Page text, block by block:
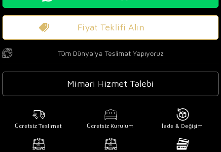
Fiyat Teklifi Alın
Tüm Dünya'ya Teslimat Yapıyoruz
Mimari Hizmet Talebi
Ücretsiz Teslimat Ücretsiz Kurulum İade & Değişim